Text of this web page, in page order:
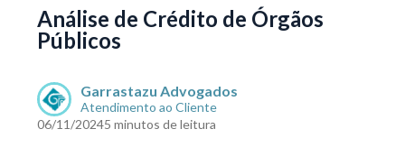
Análise de Crédito de Órgãos
Públicos
Garrastazu Advogados
Atendimento ao Cliente
06/11/20245 minutos de leitura